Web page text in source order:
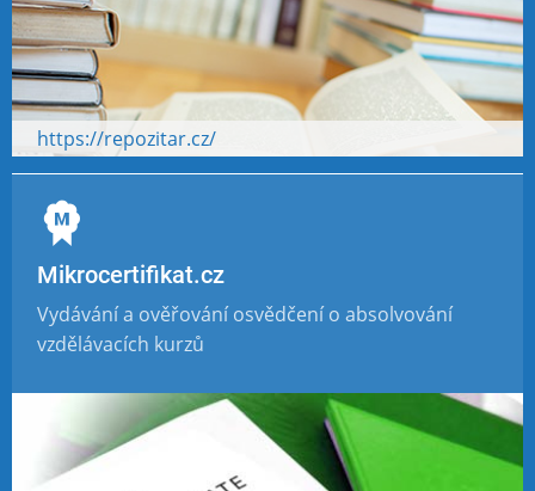
https://repozitar.cz/
Mikrocertifikat.cz
Vydávání a ověřování osvědčení o absolvování
vzdělávacích kurzů